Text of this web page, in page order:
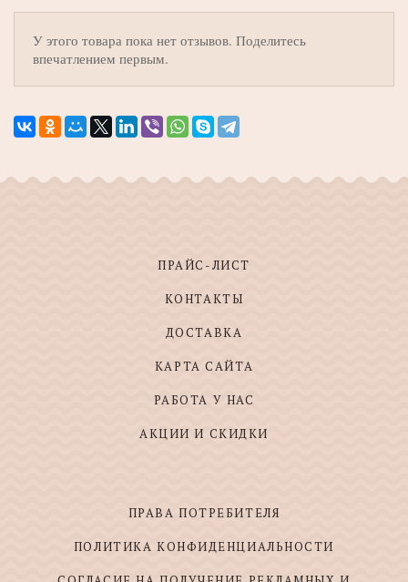
У этого товара пока нет отзывов. Поделитесь
впечатлением первым.
ПРАЙС-ЛИСТ
КОНТАКТЫ
ДОСТАВКА
КАРТА САЙТА
РАБОТА У НАС
АКЦИИ И СКИДКИ
ПРАВА ПОТРЕБИТЕЛЯ
ПОЛИТИКА КОНФИДЕНЦИАЛЬНОСТИ